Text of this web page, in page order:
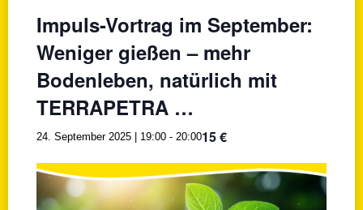
Impuls-Vortrag im September:
Weniger gießen – mehr
Bodenleben, natürlich mit
TERRAPETRA …
24. September 2025 | 19:00 - 20:0015 €